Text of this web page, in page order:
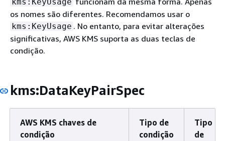
os nomes são diferentes. Recomendamos usar o
kms:KeyUsage . No entanto, para evitar alterações
significativas, AWS KMS suporta as duas teclas de
condição.
kms:DataKeyPairSpec
AWS KMS chaves de
condição
Tipo de
condição
Tipo
de